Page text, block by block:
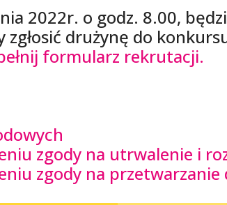
2022r. o godz. 8.00,
drużynę do
formularz rekrutacji.
zgody na utrwalenie i
zgody na